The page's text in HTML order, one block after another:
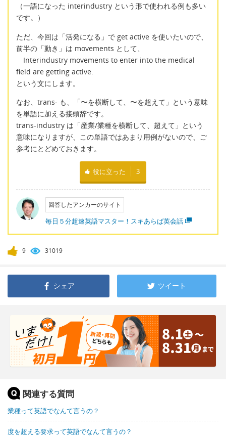
（一語になった interindustry という形で使われる例も多い
です。）
ただ、今回は「活発になる」で get active を使いたいので、
前半の「動き」は movements として、
Interindustry movements to enter into the medical
field are getting active.
という文にします。
なお、trans- も、「〜を横断して、〜を超えて」という意味
を単語に加える接頭辞です。
trans-industry は「産業/業種を横断して、超えて」という
意味になりますが、この単語ではあまり用例がないので、ご
参考にとどめておきます。
役に立った 3
回答したアンカーのサイト
毎日５分超速英語マスター！スキあらば英会話
9 31019
シェア ツイート
関連する質問
業種って英語でなんて言うの？
度を超える要求って英語でなんて言うの？